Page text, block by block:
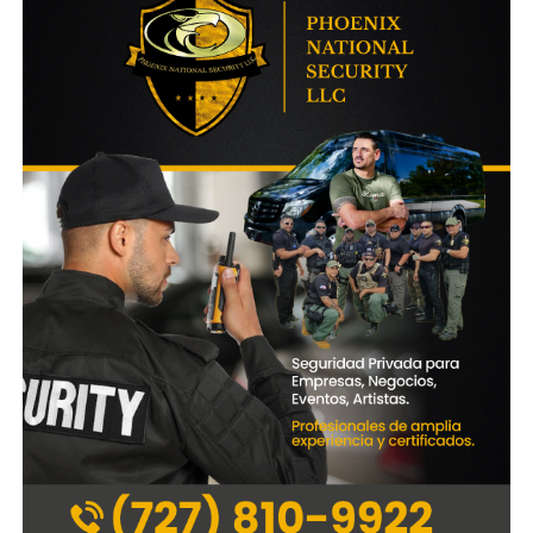
La VTV es uno de los «papeles» más importante para realizar la
Esta documentación la debe tener el vendedor (particular o
concesionario) y no se debe avanzar con una operación de
compra si todo esto no está realizado ya que el trámite de
transferencia saldrá observado y no se podrá continuar
hasta tanto no se resuelva el problema.